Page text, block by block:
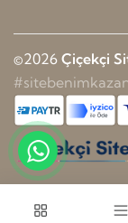
©2026 Çiçekçi